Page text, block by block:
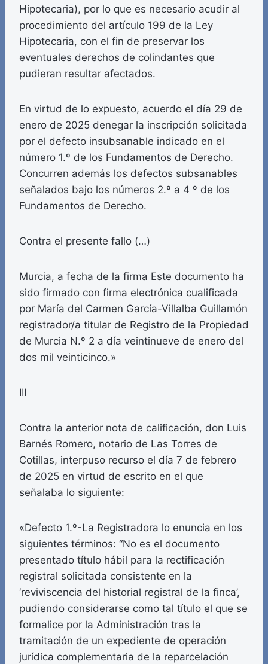
Hipotecaria), por lo que es necesario acudir al
procedimiento del artículo 199 de la Ley
Hipotecaria, con el fin de preservar los
eventuales derechos de colindantes que
pudieran resultar afectados.
En virtud de lo expuesto, acuerdo el día 29 de
enero de 2025 denegar la inscripción solicitada
por el defecto insubsanable indicado en el
número 1.º de los Fundamentos de Derecho.
Concurren además los defectos subsanables
señalados bajo los números 2.º a 4 º de los
Fundamentos de Derecho.
Contra el presente fallo (…)
Murcia, a fecha de la firma Este documento ha
sido firmado con firma electrónica cualificada
por María del Carmen García-Villalba Guillamón
registrador/a titular de Registro de la Propiedad
de Murcia N.º 2 a día veintinueve de enero del
dos mil veinticinco.»
III
Contra la anterior nota de calificación, don Luis
Barnés Romero, notario de Las Torres de
Cotillas, interpuso recurso el día 7 de febrero
de 2025 en virtud de escrito en el que
señalaba lo siguiente:
«Defecto 1.º-La Registradora lo enuncia en los
siguientes términos: “No es el documento
presentado título hábil para la rectificación
registral solicitada consistente en la
‘reviviscencia del historial registral de la finca’,
pudiendo considerarse como tal título el que se
formalice por la Administración tras la
tramitación de un expediente de operación
jurídica complementaria de la reparcelación